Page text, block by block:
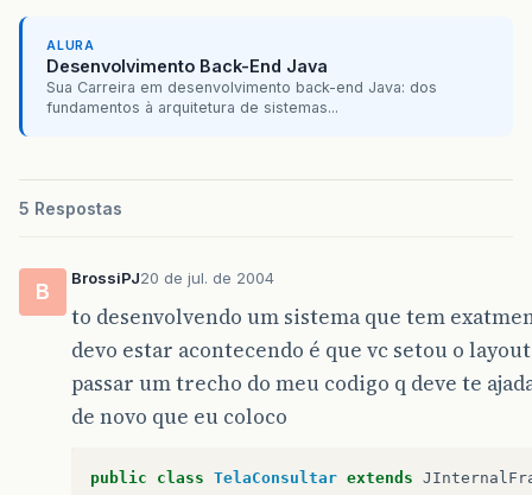
ALURA
Desenvolvimento Back-End Java
Sua Carreira em desenvolvimento back-end Java: dos
fundamentos à arquitetura de sistemas...
5 Respostas
B
BrossiPJ20 de jul. de 2004
to desenvolvendo um sistema que tem
devo estar acontecendo é que vc setou o
passar um trecho do meu codigo q deve te
de novo que eu coloco
public class TelaConsultar extends